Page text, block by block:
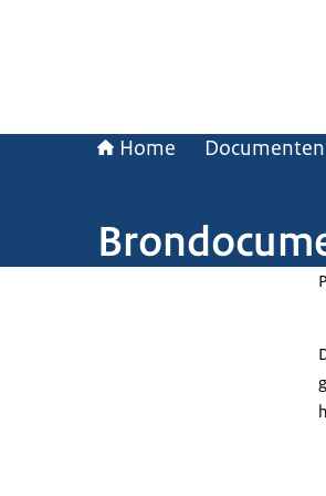
Home Documenten